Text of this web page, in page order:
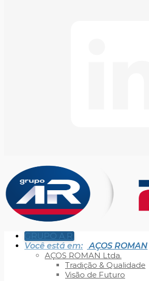
GRUPO A.R.
Você está em:
AÇOS ROMAN
AÇOS ROMAN Ltda.
Tradição & Qualidade
Visão de Futuro